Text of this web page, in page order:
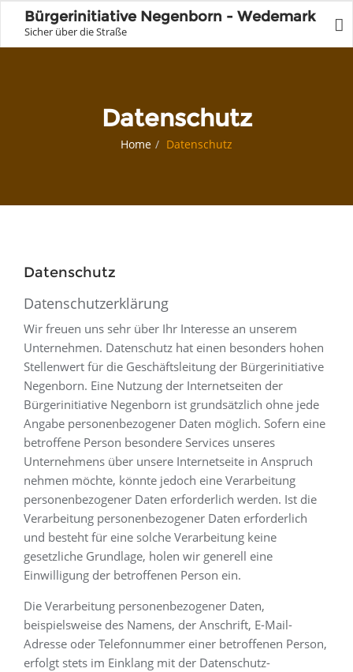
Bürgerinitiative Negenborn - Wedemark
Sicher über die Straße
Datenschutz
Home Datenschutz
Datenschutz
Datenschutzerklärung
Wir freuen uns sehr über Ihr Interesse an unserem
Unternehmen. Datenschutz hat einen besonders hohen
Stellenwert für die Geschäftsleitung der Bürgerinitiative
Negenborn. Eine Nutzung der Internetseiten der
Bürgerinitiative Negenborn ist grundsätzlich ohne jede
Angabe personenbezogener Daten möglich. Sofern eine
betroffene Person besondere Services unseres
Unternehmens über unsere Internetseite in Anspruch
nehmen möchte, könnte jedoch eine Verarbeitung
personenbezogener Daten erforderlich werden. Ist die
Verarbeitung personenbezogener Daten erforderlich
und besteht für eine solche Verarbeitung keine
gesetzliche Grundlage, holen wir generell eine
Einwilligung der betroffenen Person ein.
Die Verarbeitung personenbezogener Daten,
beispielsweise des Namens, der Anschrift, E-Mail-
Adresse oder Telefonnummer einer betroffenen Person,
erfolgt stets im Einklang mit der Datenschutz-